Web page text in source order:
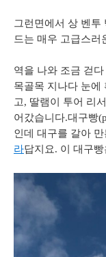
그런면에서 상 벤투
드는 매우 고급스러
역을 나와 조금 걷다
목골목 지나다 눈에
고, 딸램이 투어 리
어갔습니다.대구빵
인데
대구를 갈아 만
라답지요. 이 대구빵